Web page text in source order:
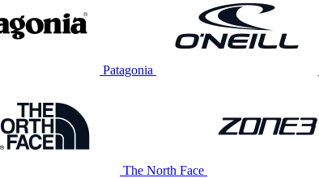
Patagonia
The North Face